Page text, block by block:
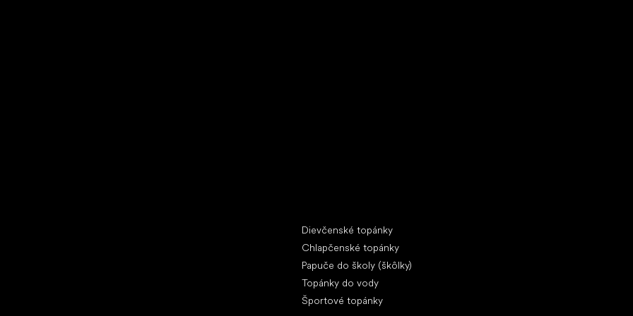
Dievčenské topánky
Chlapčenské topánky
Papuče do školy (škôlky)
Topánky do vody
Športové topánky